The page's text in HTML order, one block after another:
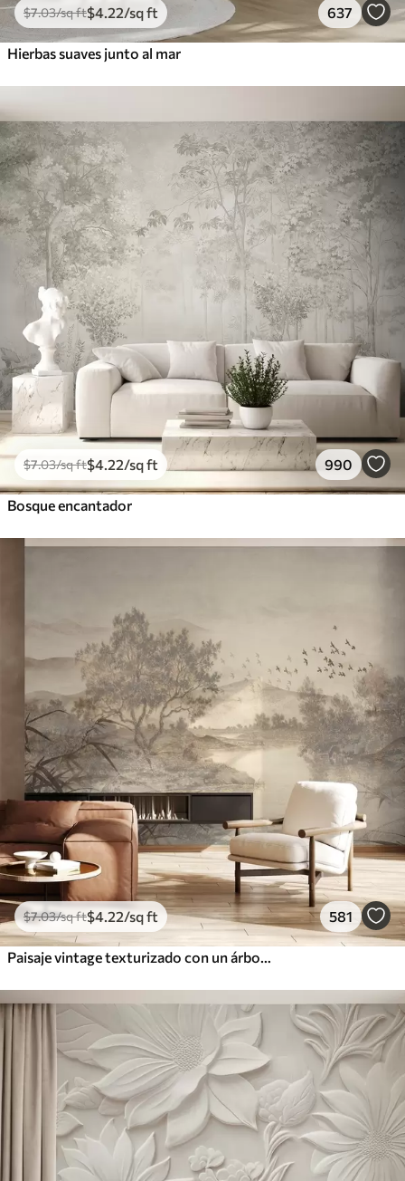
$7.03/sq ft$4 .22/sq ft 637
Hierbas suaves junto al mar
$7.03/sq ft$4 .22/sq ft 990
Bosque encantador
$7.03/sq ft$4 .22/sq ft 581